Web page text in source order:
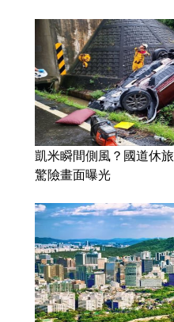
凱米瞬間側風？國道休
驚險畫面曝光